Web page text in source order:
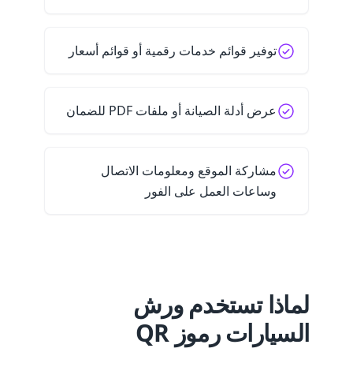
توفير قوائم خدمات رقمية أو قوائم أسعار
عرض أدلة الصيانة أو ملفات PDF للضمان
مشاركة الموقع ومعلومات الاتصال
وساعات العمل على الفور
لماذا تستخدم ورش
السيارات رموز QR